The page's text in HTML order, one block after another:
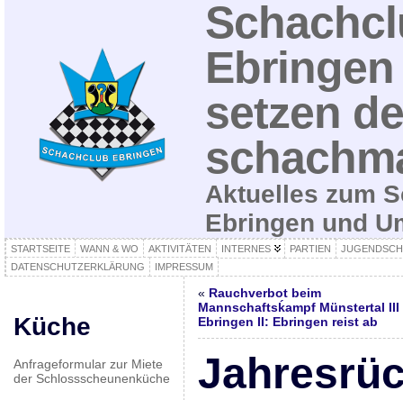
setzen
Aktuelles zum
Ebringen und
STARTSEITE WANN & WO AKTIVITÄTEN INTERNES PARTIEN
DATENSCHUTZERKLÄRUNG
IMPRESSUM
Küche
Anfrageformular zur Miete
der Schlossscheunenküche
« Rauchverbot beim
Mannschaftsḱampf Münstertal III
Ebringen II: Ebringen reist ab